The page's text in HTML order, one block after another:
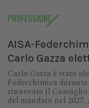
PROFESSIONE
AISA-
Carlo Gazza
Carlo Gazza è stato
Federchimica durante
rinnovato il Consiglio
del mandato nel 2027.